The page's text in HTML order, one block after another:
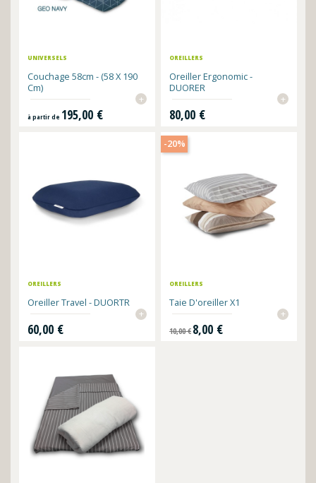
UNIVERSELS
Couchage 58cm - (58 X 190
Cm)
+
à partir de
Prix
195,00 €
OREILLERS
Oreiller Ergonomic -
DUORER
+
Prix
80,00 €
OREILLERS
Oreiller Travel - DUORTR
+
Prix
60,00 €
OREILLERS
Taie D'oreiller X1
+
Prix de base
10,00 €
Prix
8,00 €
-20%